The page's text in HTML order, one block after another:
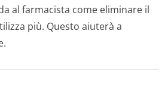
al farmacista come eliminare il
più. Questo aiuterà a